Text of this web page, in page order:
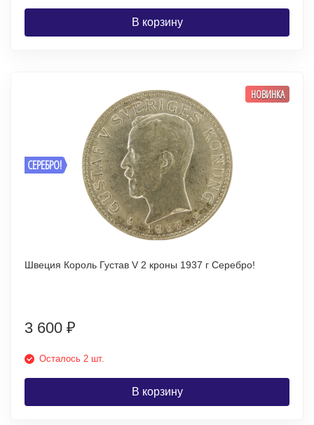
В корзину
СЕРЕБРО!
НОВИНКА
Швеция Король Густав V 2 кроны 1937 г Серебро!
3 600 ₽
Осталось 2 шт.
В корзину